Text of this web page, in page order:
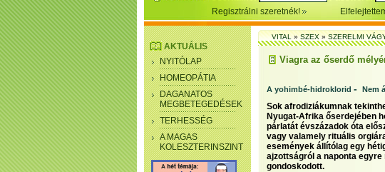
Regisztrálni szeretnék!
AKTUÁLIS
NYITÓLAP
HOMEOPÁTIA
DAGANATOS
MEGBETEGEDÉSEK
TERHESSÉG
A MAGAS
KOLESZTERINSZINT
VITAL»SZEX»SZERELMI
Viagra az őserdő
A yohimbé-hidroklorid - Nem
Sok afrodiziákumnak
Nyugat-Afrika őserdejében
párlatát évszázadok óta
vagy valamely rituális
események állítólag egy
ajzottságról a naponta
gondoskodott.